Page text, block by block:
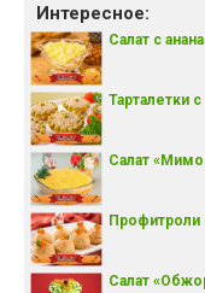
Интересное:
Салат с
Тарталетки
Салат
Профитроли
Салат